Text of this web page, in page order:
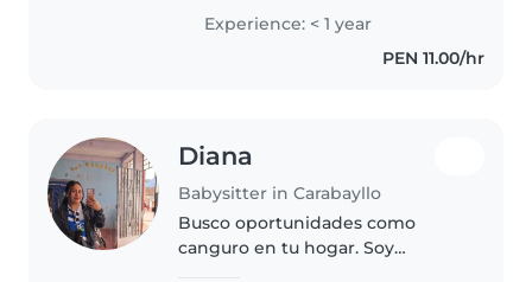
con mucha paciencia. Tengo
experiencias en dibujo, música y
juegos. Me siento cómoda
Experience: < 1 year
PEN 11.00/hr
Diana
Babysitter in Carabayllo
Busco oportunidades como
canguro en tu hogar. Soy